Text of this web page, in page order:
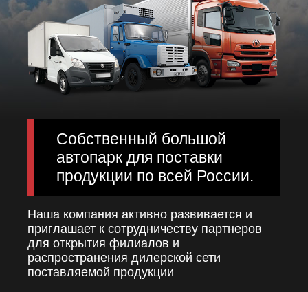
Собственный большой
автопарк для поставки
продукции по всей России.
Наша компания активно развивается и
приглашает к сотрудничеству партнеров
для открытия филиалов и
распространения дилерской сети
поставляемой продукции